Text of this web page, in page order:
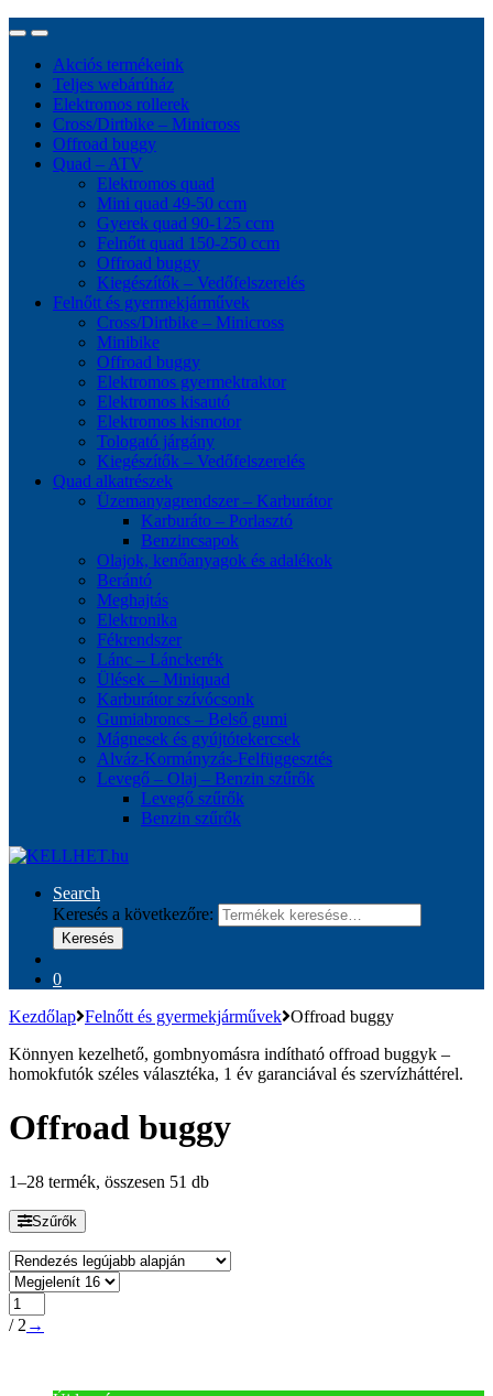
Akciós termékeink
Teljes webárúház
Elektromos rollerek
Cross/Dirtbike – Minicross
Offroad buggy
Quad – ATV
Elektromos quad
Mini quad 49-50 ccm
Gyerek quad 90-125 ccm
Felnőtt quad 150-250 ccm
Offroad buggy
Kiegészítők – Vedőfelszerelés
Felnőtt és gyermekjárművek
Cross/Dirtbike – Minicross
Minibike
Offroad buggy
Elektromos gyermektraktor
Elektromos kisautó
Elektromos kismotor
Tologató járgány
Kiegészítők – Vedőfelszerelés
Quad alkatrészek
Üzemanyagrendszer – Karburátor
Karburáto – Porlasztó
Benzincsapok
Olajok, kenőanyagok és adalékok
Berántó
Meghajtás
Elektronika
Fékrendszer
Lánc – Lánckerék
Ülések – Miniquad
Karburátor szívócsonk
Gumiabroncs – Belső gumi
Mágnesek és gyújtótekercsek
Alváz-Kormányzás-Felfüggesztés
Levegő – Olaj – Benzin szűrők
Levegő szűrők
Benzin szűrők
Search
Keresés a következőre:
Keresés
0
Kezdőlap Felnőtt és gyermekjárművek Offroad buggy
Könnyen kezelhető, gombnyomásra indítható offroad buggyk –
homokfutók széles választéka, 1 év garanciával és szervízháttérel.
Offroad buggy
1–28 termék, összesen 51 db
Szűrők
/ 2 →